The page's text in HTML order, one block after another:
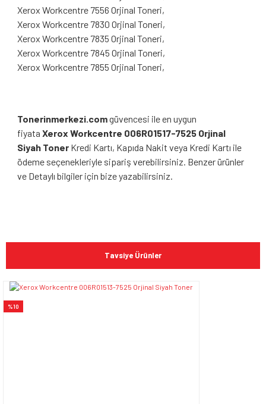
Xerox Workcentre 7556 Orjinal Toneri,
Xerox Workcentre 7830 Orjinal Toneri,
Xerox Workcentre 7835 Orjinal Toneri,
Xerox Workcentre 7845 Orjinal Toneri,
Xerox Workcentre 7855 Orjinal Toneri,
Tonerinmerkezi.comgüvencesi ile en uygun
fiyata Xerox Workcentre 006R01517-7525 Orjinal
Siyah Toner Kredi Kartı, Kapıda Nakit veya Kredi Kartı ile
ödeme seçenekleriyle sipariş verebilirsiniz. Benzer ürünler
ve Detaylı bilgiler için bize yazabilirsiniz.
Bu ürüne ilk yorumu siz yapın!
Yorum Yaz
konularda yetersiz gördüğünüz noktaları öneri formunu
kullanarak tarafımıza iletebilirsiniz.
Tavsiye Ürünler
%10